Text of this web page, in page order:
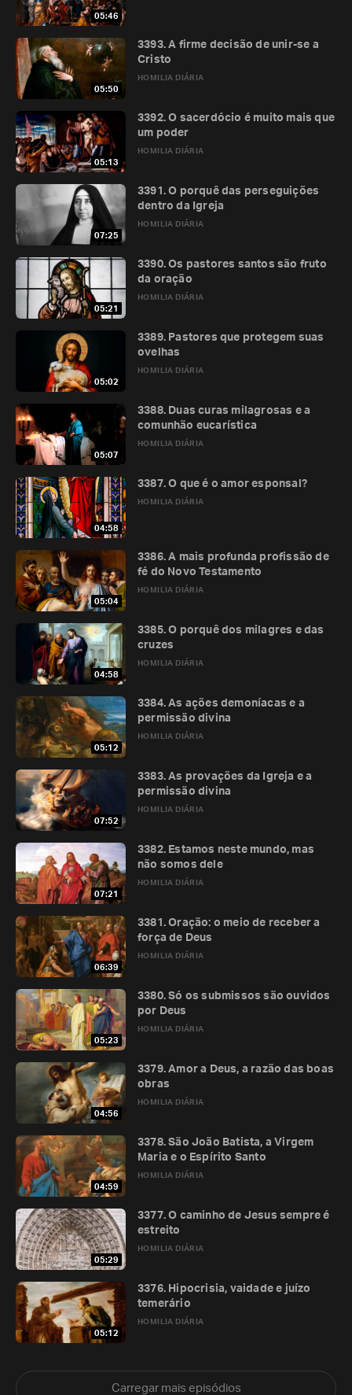
05:46
05:50
HOMILIA DIÁRIA
3393. A firme decisão de unir-se a
Cristo
05:13
HOMILIA DIÁRIA
3392. O sacerdócio é muito mais que
um poder
07:25
HOMILIA DIÁRIA
3391. O porquê das perseguições
dentro da Igreja
05:21
HOMILIA DIÁRIA
3390. Os pastores santos são fruto
da oração
05:02
HOMILIA DIÁRIA
3389. Pastores que protegem suas
ovelhas
05:07
HOMILIA DIÁRIA
3388. Duas curas milagrosas e a
comunhão eucarística
04:58
HOMILIA DIÁRIA
3387. O que é o amor esponsal?
05:04
HOMILIA DIÁRIA
3386. A mais profunda profissão de
fé do Novo Testamento
04:58
HOMILIA DIÁRIA
3385. O porquê dos milagres e das
cruzes
05:12
HOMILIA DIÁRIA
3384. As ações demoníacas e a
permissão divina
07:52
HOMILIA DIÁRIA
3383. As provações da Igreja e a
permissão divina
07:21
HOMILIA DIÁRIA
3382. Estamos neste mundo, mas
não somos dele
06:39
HOMILIA DIÁRIA
3381. Oração: o meio de receber a
força de Deus
05:23
HOMILIA DIÁRIA
3380. Só os submissos são ouvidos
por Deus
04:56
HOMILIA DIÁRIA
3379. Amor a Deus, a razão das boas
obras
04:59
HOMILIA DIÁRIA
3378. São João Batista, a Virgem
Maria e o Espírito Santo
05:29
HOMILIA DIÁRIA
3377. O caminho de Jesus sempre é
estreito
05:12
HOMILIA DIÁRIA
3376. Hipocrisia, vaidade e juízo
temerário
Carregar mais episódios